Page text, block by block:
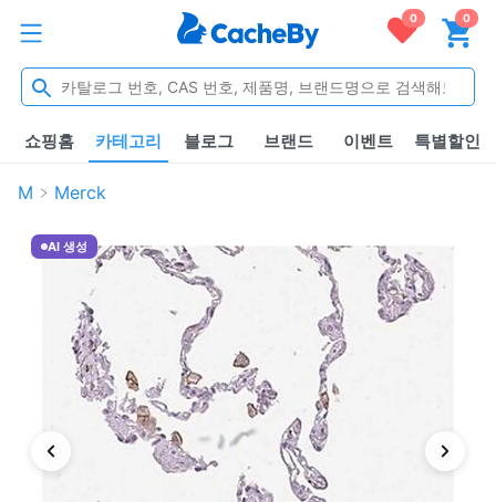
0 0
쇼핑홈 카테고리 블로그 브랜드 이벤트 특별할인
M Merck
AI 생성